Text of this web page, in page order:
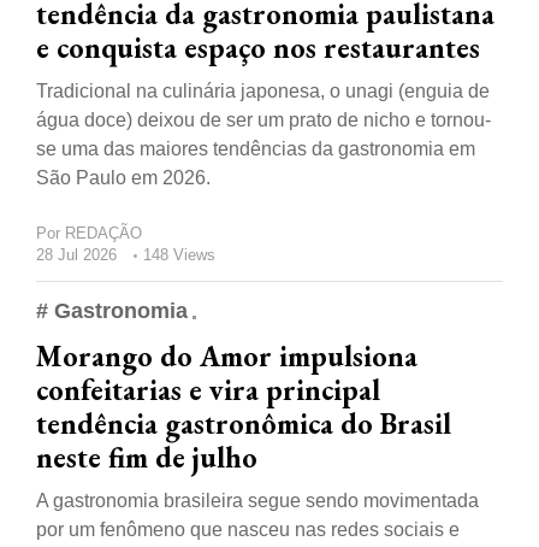
tendência da gastronomia paulistana
e conquista espaço nos restaurantes
Tradicional na culinária japonesa, o unagi (enguia de
água doce) deixou de ser um prato de nicho e tornou-
se uma das maiores tendências da gastronomia em
São Paulo em 2026.
Por REDAÇÃO
28 Jul 2026
148 Views
# Gastronomia
Morango do Amor impulsiona
confeitarias e vira principal
tendência gastronômica do Brasil
neste fim de julho
A gastronomia brasileira segue sendo movimentada
por um fenômeno que nasceu nas redes sociais e